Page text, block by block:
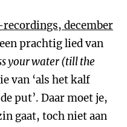
december
prachtig lied van
your water (till the
van ‘als het kalf
put’. Daar moet je,
gaat, toch niet aan